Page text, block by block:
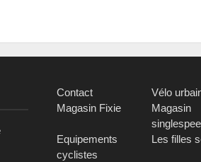
Contact
Vélo
Magasin Fixie
Magasin
Equipements
cyclistes
Les filles